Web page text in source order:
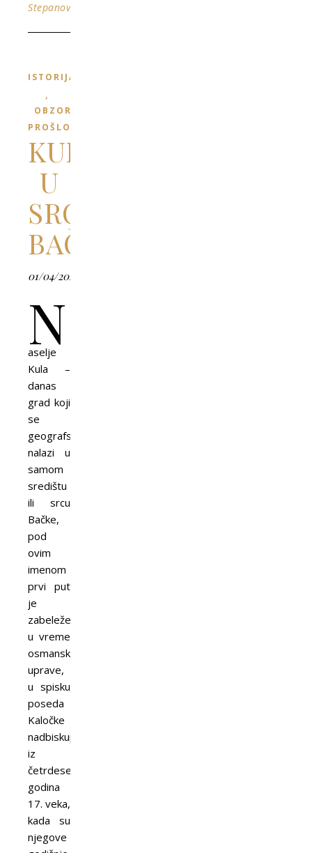
Stepanović
ISTORIJA
,
OBZORJA
PROŠLOSTI
KULA
U
SRCU
BAČKE
01/04/2026
N
aselje
Kula –
danas
grad koji
se
geografski
nalazi u
samom
središtu
ili srcu
Bačke,
pod
ovim
imenom
prvi put
je
zabeleženo
u vreme
osmanske
uprave,
u spisku
poseda
Kaločke
nadbiskupije
iz
četrdesetih
godina
17. veka,
kada su
njegove